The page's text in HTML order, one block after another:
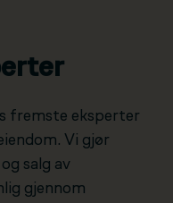
fremste eksperter
Vi gjør
salg av
gjennom